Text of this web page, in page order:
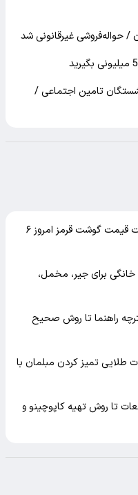
/ حواله‌فروشی غیرقانونی شد
تامین اجتماعی /
گوشت خورشتی کیلویی چند ؟! + لیست قیمت گوشت قرمز امروز ۶
برای جیر، مخمل،
راهنما تا روش صحیح
طلایی تمیز کردن مبلمان با
تا روش تهیه کاپوچینو و